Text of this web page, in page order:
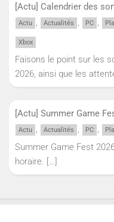
[Actu] Calendrier des
Actu , Actualités , PC ,
Xbox
Faisons le point sur les
2026, ainsi que les
[Actu] Summer Game
Actu , Actualités , PC ,
Summer Game Fest
horaire. […]